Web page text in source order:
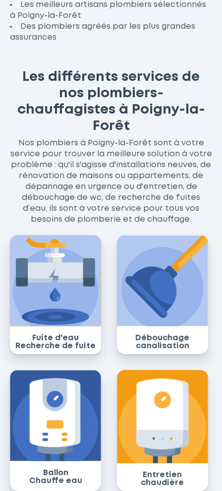
Les meilleurs artisans plombiers sélectionnés
à Poigny-la-Forêt
Des plombiers agréés par les plus grandes
assurances
Les différents services de
nos plombiers-
chauffagistes à Poigny-la-
Forêt
Nos plombiers à Poigny-la-Forêt sont à votre
service pour trouver la meilleure solution à votre
problème : qu'il s'agisse d'installations neuves, de
rénovation de maisons ou appartements, de
dépannage en urgence ou d'entretien, de
débouchage de wc, de recherche de fuites
d’eau, ils sont à votre service pour tous vos
besoins de plomberie et de chauffage.
Fuite d'eau
Recherche de fuite
Débouchage
canalisation
Ballon
Chauffe eau
Entretien
chaudière